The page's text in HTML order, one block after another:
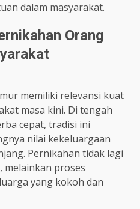
dalam masyarakat.
Orang
memiliki relevansi kuat
masa kini. Di tengah
cepat, tradisi ini
nilai kekeluargaan
Pernikahan tidak lagi
melainkan proses
yang kokoh dan